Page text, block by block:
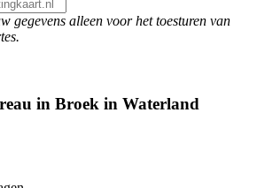
gegevens alleen voor het toesturen van
in Broek in Waterland